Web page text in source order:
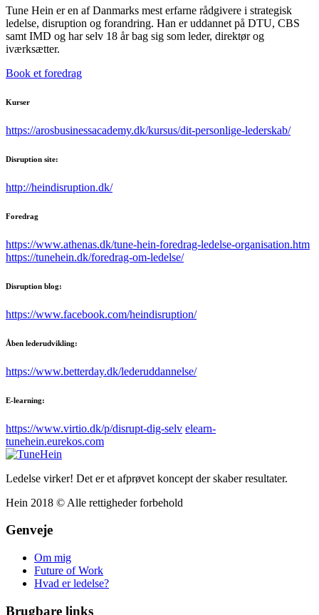
Tune Hein er en af Danmarks mest erfarne rådgivere i strategisk
ledelse, disruption og forandring. Han er uddannet på DTU, CBS
samt IMD og har selv 18 år bag sig som leder, direktør og
iværksætter.
Book et foredrag
Kurser
https://arosbusinessacademy.dk/kursus/dit-personlige-lederskab/
Disruption site:
http://heindisruption.dk/
Foredrag
https://www.athenas.dk/tune-hein-foredrag-ledelse-organisation.htm
https://tunehein.dk/foredrag-om-ledelse/
Disruption blog:
https://www.facebook.com/heindisruption/
Åben lederudvikling:
https://www.betterday.dk/lederuddannelse/
E-learning:
https://www.virtio.dk/p/disrupt-dig-selv elearn-
tunehein.eurekos.com
Ledelse virker! Det er et afprøvet koncept der skaber resultater.
Hein 2018 © Alle rettigheder forbehold
Genveje
Om mig
Future of Work
Hvad er ledelse?
Brugbare links